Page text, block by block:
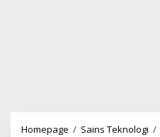
Homepage / Sains Teknologi /